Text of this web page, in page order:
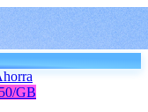
GB